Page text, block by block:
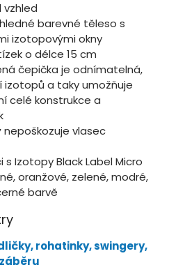
vzhled
barevné těleso s
izotopovými okny
o délce 15 cm
čepička je odnímatelná,
izotopů a taky umožňuje
celé konstrukce a
nepoškozuje vlasec
Izotopy Black Label Micro
oranžové, zelené, modré,
barvě
rohatinky, swingery,